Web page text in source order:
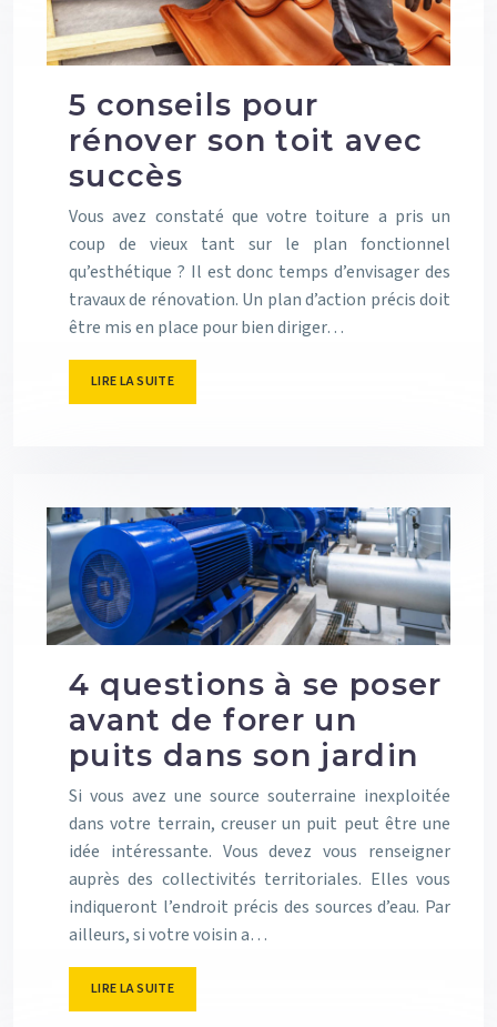
5 conseils pour
rénover son toit avec
succès
Vous avez constaté que votre toiture a pris un
coup de vieux tant sur le plan fonctionnel
qu’esthétique ? Il est donc temps d’envisager des
travaux de rénovation. Un plan d’action précis doit
être mis en place pour bien diriger…
LIRE LA SUITE
4 questions à se poser
avant de forer un
puits dans son jardin
Si vous avez une source souterraine inexploitée
dans votre terrain, creuser un puit peut être une
idée intéressante. Vous devez vous renseigner
auprès des collectivités territoriales. Elles vous
indiqueront l’endroit précis des sources d’eau. Par
ailleurs, si votre voisin a…
LIRE LA SUITE